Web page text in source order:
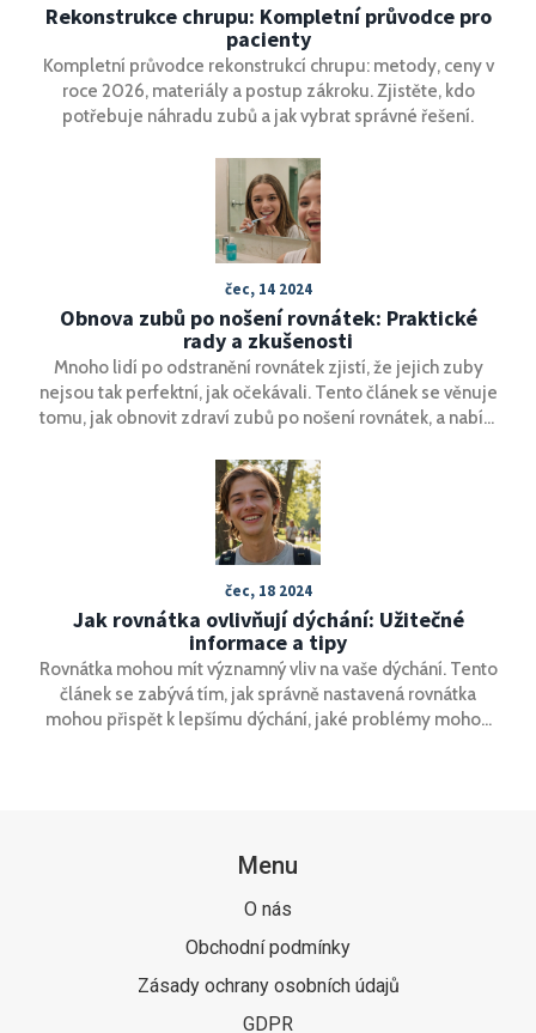
Rekonstrukce chrupu: Kompletní průvodce pro
pacienty
Kompletní průvodce rekonstrukcí chrupu: metody, ceny v
roce 2026, materiály a postup zákroku. Zjistěte, kdo
potřebuje náhradu zubů a jak vybrat správné řešení.
čec, 14 2024
Obnova zubů po nošení rovnátek: Praktické
rady a zkušenosti
Mnoho lidí po odstranění rovnátek zjistí, že jejich zuby
nejsou tak perfektní, jak očekávali. Tento článek se věnuje
tomu, jak obnovit zdraví zubů po nošení rovnátek, a nabízí
pečovat o své zuby a vrátit jim jejich přirozenou krásu.
čec, 18 2024
Jak rovnátka ovlivňují dýchání: Užitečné
informace a tipy
Rovnátka mohou mít významný vliv na vaše dýchání. Tento
článek se zabývá tím, jak správně nastavená rovnátka
mohou přispět k lepšímu dýchání, jaké problémy mohou
Menu
O nás
Obchodní podmínky
Zásady ochrany osobních údajů
GDPR